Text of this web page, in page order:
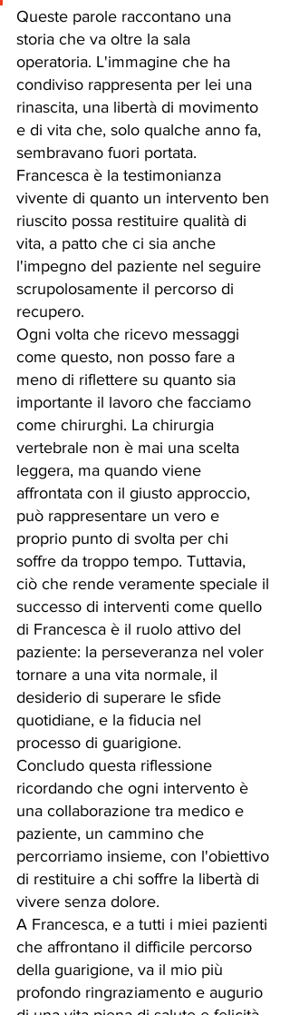
Queste parole raccontano una
storia che va oltre la sala
operatoria. L'immagine che ha
condiviso rappresenta per lei una
rinascita, una libertà di movimento
e di vita che, solo qualche anno fa,
sembravano fuori portata.
Francesca è la testimonianza
vivente di quanto un intervento ben
riuscito possa restituire qualità di
vita, a patto che ci sia anche
l'impegno del paziente nel seguire
scrupolosamente il percorso di
recupero.
Ogni volta che ricevo messaggi
come questo, non posso fare a
meno di riflettere su quanto sia
importante il lavoro che facciamo
come chirurghi. La chirurgia
vertebrale non è mai una scelta
leggera, ma quando viene
affrontata con il giusto approccio,
può rappresentare un vero e
proprio punto di svolta per chi
soffre da troppo tempo. Tuttavia,
ciò che rende veramente speciale il
successo di interventi come quello
di Francesca è il ruolo attivo del
paziente: la perseveranza nel voler
tornare a una vita normale, il
desiderio di superare le sfide
quotidiane, e la fiducia nel
processo di guarigione.
Concludo questa riflessione
ricordando che ogni intervento è
una collaborazione tra medico e
paziente, un cammino che
percorriamo insieme, con l'obiettivo
di restituire a chi soffre la libertà di
vivere senza dolore.
A Francesca, e a tutti i miei pazienti
che affrontano il difficile percorso
della guarigione, va il mio più
profondo ringraziamento e augurio